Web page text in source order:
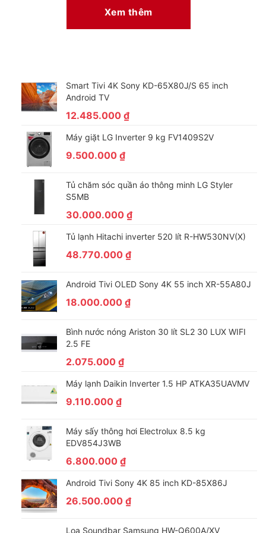
Giao diện đơn giản, nhiều ứng dụng hữu ích qua hệ
điều hành Linux
Với giao diện trực quan, người dùng sẽ nhanh chóng quen
đến 36 ứng dụng cài đặt sẵn có bản quyền trong và ngoài
nước như Media, Netflix, Youtube, Prime video, Facebook,
Tweeter, Yahoo, Youtubekid, Tool goggles, Screencast,
Browswer,…
Ngoài ra bạn còn có thể cài thêm ZingTV, Nhaccuatui, Clip TV,
… đáp ứng nhu cầu giải trí phong phú của gia đình hiệu quả.
Hơn nữa, mặc dù tivi không dùng được remote thông minh
PrimeVideo, cho bạn bấm và mở ứng dụng thêm dễ dàng, tiện
Xem thêm
Smart Tivi 4K Sony KD-65X80J/S 65 inch
Android TV
12.485.000 ₫
Máy giặt LG Inverter 9 kg FV1409S2V
9.500.000 ₫
Tủ chăm sóc quần áo thông minh LG Styler
S5MB
30.000.000 ₫
Tủ lạnh Hitachi inverter 520 lít R-HW530NV(X)
48.770.000 ₫
Android Tivi OLED Sony 4K 55 inch XR-55A80J
18.000.000 ₫
Bình nước nóng Ariston 30 lít SL2 30 LUX WIFI
2.5 FE
2.075.000 ₫
Máy lạnh Daikin Inverter 1.5 HP ATKA35UAVMV
9.110.000 ₫
Máy sấy thông hơi Electrolux 8.5 kg
EDV854J3WB
6.800.000 ₫
Android Tivi Sony 4K 85 inch KD-85X86J
26.500.000 ₫
Loa Soundbar Samsung HW-Q600A/XV